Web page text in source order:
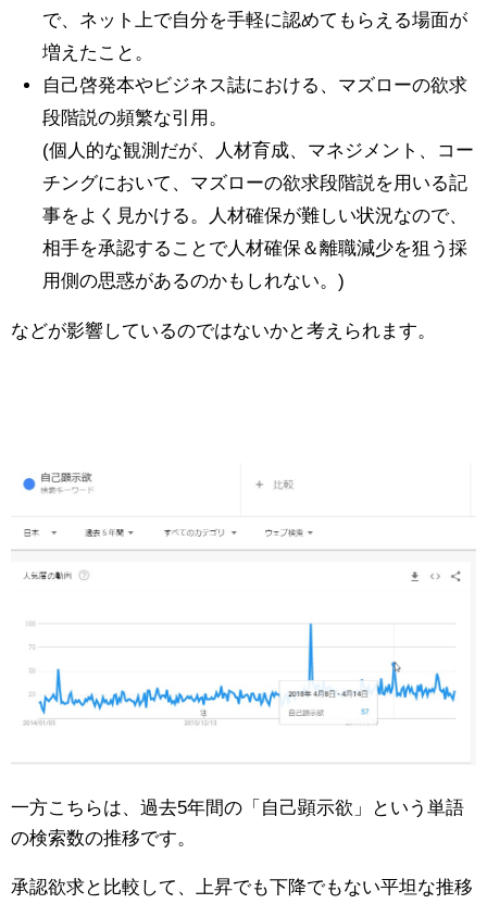
で、ネット上で自分を手軽に認めてもらえる場面が
増えたこと。
自己啓発本やビジネス誌における、マズローの欲求
段階説の頻繁な引用。
(個人的な観測だが、人材育成、マネジメント、コー
チングにおいて、マズローの欲求段階説を用いる記
事をよく見かける。人材確保が難しい状況なので、
相手を承認することで人材確保＆離職減少を狙う採
用側の思惑があるのかもしれない。)
などが影響しているのではないかと考えられます。
一方こちらは、過去5年間の「自己顕示欲」という単語
の検索数の推移です。
承認欲求と比較して、上昇でも下降でもない平坦な推移